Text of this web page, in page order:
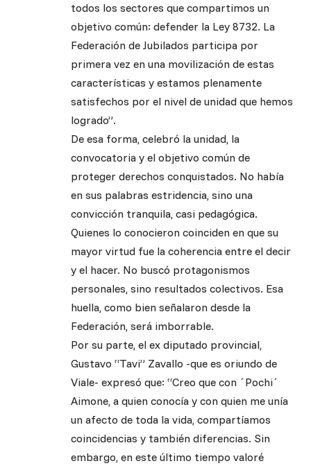
todos los sectores que compartimos un
objetivo común: defender la Ley 8732. La
Federación de Jubilados participa por
primera vez en una movilización de estas
características y estamos plenamente
satisfechos por el nivel de unidad que hemos
logrado”.
De esa forma, celebró la unidad, la
convocatoria y el objetivo común de
proteger derechos conquistados. No había
en sus palabras estridencia, sino una
convicción tranquila, casi pedagógica.
Quienes lo conocieron coinciden en que su
mayor virtud fue la coherencia entre el decir
y el hacer. No buscó protagonismos
personales, sino resultados colectivos. Esa
huella, como bien señalaron desde la
Federación, será imborrable.
Por su parte, el ex diputado provincial,
Gustavo “Tavi” Zavallo -que es oriundo de
Viale- expresó que: “Creo que con ´Pochi´
Aimone, a quien conocía y con quien me unía
un afecto de toda la vida, compartíamos
coincidencias y también diferencias. Sin
embargo, en este último tiempo valoré